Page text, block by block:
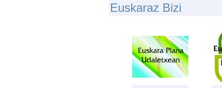
EUskaraz Bizi